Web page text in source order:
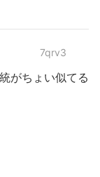
7qrv3
がちょい似てる